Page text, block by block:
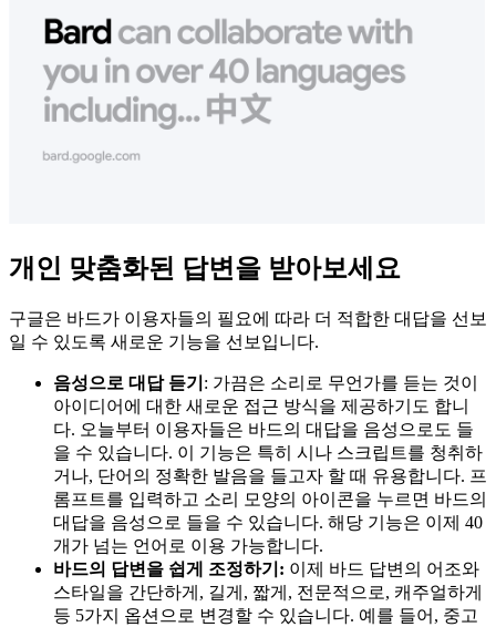
개인 맞춤화된 답변을 받아보세요
구글은 바드가 이용자들의 필요에 따라 더 적합한 대답을 선보
일 수 있도록 새로운 기능을 선보입니다.
음성으로 대답 듣기 : 가끔은 소리로 무언가를 듣는 것이
아이디어에 대한 새로운 접근 방식을 제공하기도 합니
다. 오늘부터 이용자들은 바드의 대답을 음성으로도 들
을 수 있습니다. 이 기능은 특히 시나 스크립트를 청취하
거나, 단어의 정확한 발음을 들고자 할 때 유용합니다. 프
롬프트를 입력하고 소리 모양의 아이콘을 누르면 바드의
대답을 음성으로 들을 수 있습니다. 해당 기능은 이제 40
개가 넘는 언어로 이용 가능합니다.
바드의 답변을 쉽게 조정하기: 이제 바드 답변의 어조와
스타일을 간단하게, 길게, 짧게, 전문적으로, 캐주얼하게
등 5가지 옵션으로 변경할 수 있습니다. 예를 들어, 중고